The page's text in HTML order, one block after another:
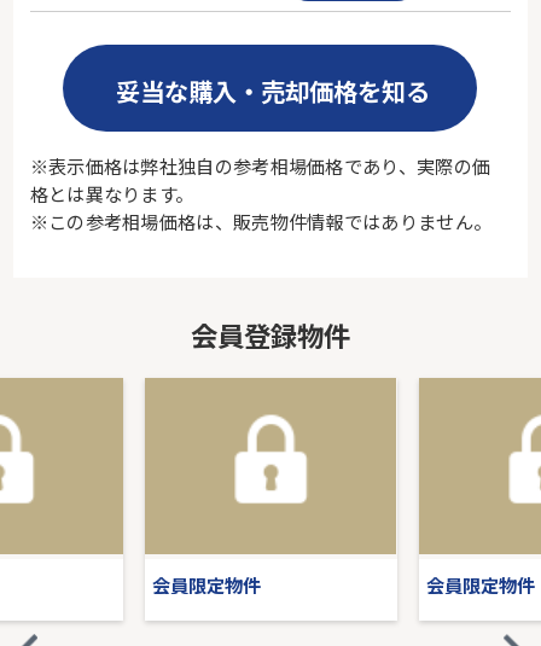
妥当な購入・売却価格を知る
※表示価格は弊社独自の参考相場価格であり、実際の価
格とは異なります。
※この参考相場価格は、販売物件情報ではありません。
会員登録物件
会員限定物件 会員限定物件